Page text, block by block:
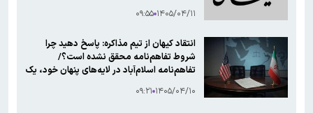
۱۴۰۵/۰۴/۱۱ ۰۹:۵۵
انتقاد کیهان از تیم مذاکره: پاسخ دهید چرا
شروط تفاهم‌نامه محقق نشده است؟/
تفاهم‌نامه اسلام‌آباد در لایه‌های پنهان خود، یک
واشنگتن و تل‌آویو است
۱۴۰۵/۰۴/۱۰ ۰۹:۲۱